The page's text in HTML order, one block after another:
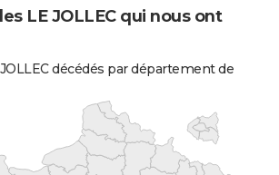
LE JOLLEC qui nous ont
décédés par département de